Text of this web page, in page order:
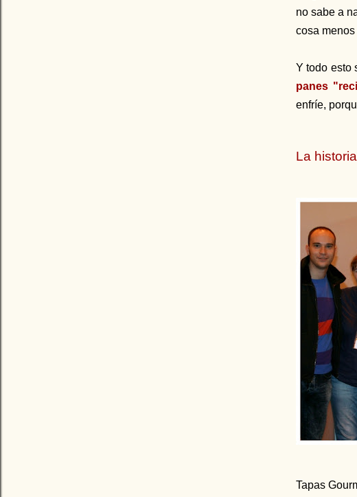
no sabe a
cosa menos
Y todo esto
panes
enfríe,
La
Tapas